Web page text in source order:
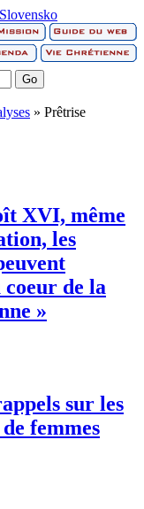
Slovensko
» Prêtrise
XVI, même
les
coeur de la
»
sur les
femmes